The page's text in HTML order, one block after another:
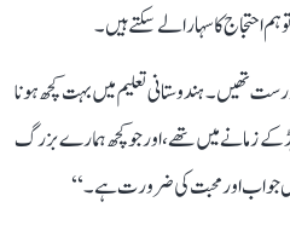
احتجاج کا سہارا لے سکتے ہیں۔
تھیں۔ ہندوستانی تعلیم میں بہت کچھ ہونا
کے زمانے میں تھے، اور جو کچھ ہمارے بزرگ
جواب اور محبت کی ضرورت ہے۔‘‘